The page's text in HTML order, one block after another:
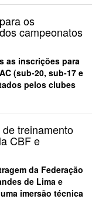
os
campeonatos
as inscrições para
(sub-20, sub-17 e
pelos clubes
treinamento
CBF e
da Federação
de Lima e
imersão técnica